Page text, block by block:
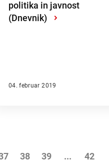
politika in javnost
(Dnevnik)
›
04. februar 2019
38 39 ... 42